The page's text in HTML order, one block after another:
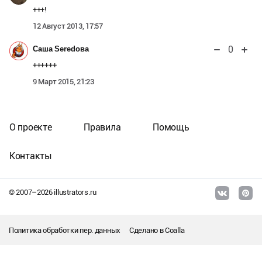
+++!
12 Август 2013, 17:57
Саша Seredова 0
++++++
9 Март 2015, 21:23
© 2007–2026illustrators.ru
О проекте Правила Помощь
Контакты
Политика обработки пер. данных Сделано вCoalla